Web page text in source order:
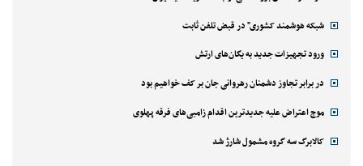
شبکه هوشمند کشوری" در قبض تلفن ثابت
ورود تجهیزات جدید به یگان‌های ارتش
در برابر تجاوز دشمنان رهروانی جان بر کف خواهیم بود
موج اعتراض علیه جدیدترین اقدام زامبی‌های فرقه پهلوی
کالابرگ سه گروه مشمول شارژ شد